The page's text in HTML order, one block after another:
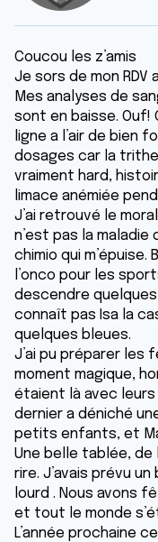
Coucou les z’amis
Je sors de mon RDV
Mes analyses de
sont en baisse. Ouf!
ligne a l’air de bien
dosages car la
vraiment hard,
limace anémiée
J’ai retrouvé le
n’est pas la maladie
chimio qui m’épuise.
l’onco pour les
descendre quelques
connaît pas Isa la
quelques bleues.
J’ai pu préparer les
moment magique,
étaient là avec
dernier a déniché
petits enfants, et
Une belle tablée, de
rire. J’avais prévu
lourd . Nous avons
et tout le monde
L’année prochaine